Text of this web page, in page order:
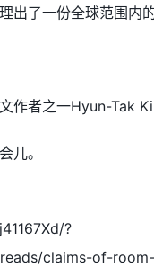
了一份全球范围内的
作者之一Hyun-Tak
儿。
?
claims-of-